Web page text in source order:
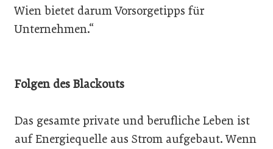
Wien bietet darum Vorsorgetipps für
Unternehmen.“
Folgen des Blackouts
Das gesamte private und berufliche Leben ist
auf Energiequelle aus Strom aufgebaut. Wenn